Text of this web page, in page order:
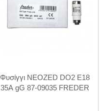
Φυσίγγι NEOZED DO2 Ε18
35Α gG 87-09035 FREDER